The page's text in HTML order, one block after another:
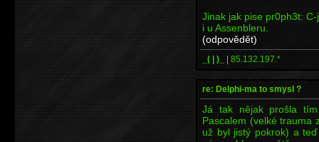
Jinak jak pise pr0ph3t:
i u Assenbleru.
(odpovědět)
_( | )_ | 85.132.197.*
re: Delphi-ma to smysl ?
Já tak nějak prošla
Pascalem (velké trauma
už byl jistý pokrok) a